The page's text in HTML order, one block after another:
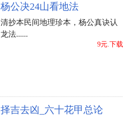
杨公决24山看地法
清抄本民间地理珍本，杨公真诀认
龙法......
9元.下载
择吉去凶_六十花甲总论